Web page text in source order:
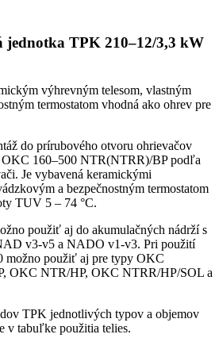
jednotka TPK 210–12/3,3 kW
výhrevným telesom, vlastným
termostatom vhodná ako ohrev pre
do prírubového otvoru ohrievačov
160–500 NTR(NTRR)/BP podľa
Je vybavená keramickými
a bezpečnostným termostatom
TUV 5 – 74 °C.
použiť aj do akumulačných nádrží s
v3-v5 a NADO v1-v3. Pri použití
možno použiť aj pre typy OKC
OKC NTR/HP, OKC NTRR/HP/SOL a
TPK jednotlivých typov a objemov
v tabuľke použitia telies.